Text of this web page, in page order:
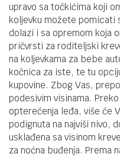
upravo sa točkićima koji
koljevku možete pomicati
dolazi i sa opremom koja
pričvrsti za roditeljski
na koljevkama za bebe
kočnica za iste, te tu
kupovine. Zbog Vas,
podesivim visinama.
opterećenja leđa, više će
podignuta na najviši nivo,
usklađena sa visinom
za noćna buđenja. Prema